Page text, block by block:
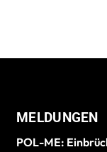
MELDUNGEN
POL-ME: